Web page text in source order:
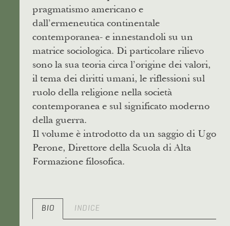
pragmatismo americano e
dall’ermeneutica continentale
contemporanea- e innestandoli su un
matrice sociologica. Di particolare rilievo
sono la sua teoria circa l’origine dei valori,
il tema dei diritti umani, le riflessioni sul
ruolo della religione nella società
contemporanea e sul significato moderno
della guerra.
Il volume è introdotto da un saggio di Ugo
Perone, Direttore della Scuola di Alta
Formazione filosofica.
BIO INDICE